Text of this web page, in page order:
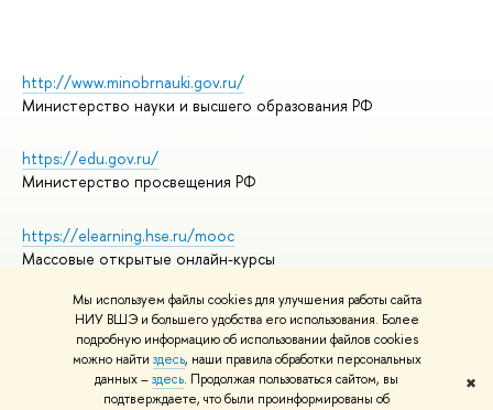
Мы используем файлы cookies для улучшения работы сайта
НИУ ВШЭ и большего удобства его использования. Более
подробную информацию об использовании файлов cookies
можно найти здесь, наши правила обработки персональных
данных –здесь. Продолжая пользоваться сайтом, вы
подтверждаете, что были проинформированы об
✖
http://www.minobrnauki.gov.ru/
Министерство науки и высшего образования РФ
https://edu.gov.ru/
Министерство просвещения РФ
https://elearning.hse.ru/mooc
Массовые открытые онлайн-курсы
© НИУ ВШЭ 1993–2026
Адреса и контакты
Условия использования материалов
Политика конфиденциальности